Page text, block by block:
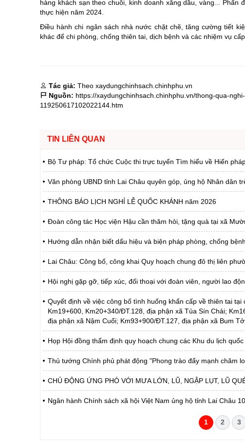
hàng khách sạn theo chuỗi, kinh doanh xăng dầu, vàng...
thực hiện năm 2024.
Điều hành chi ngân sách nhà nước chặt chẽ, tăng cường tiết
khác để chi phòng, chống thiên tai, dịch bệnh và các nhiệm vụ
Tác giả: Theo xaydungchinhsach.chinhphu.vn
Nguồn: https://xaydungchinhsach.chinhphu.vn/thong-qua-
119250617102022144.htm
TIN LIÊN QUAN
Bộ Tư pháp: Tổ chức Cuộc thi trực tuyến Tìm hiểu về Hiến
Văn phòng UBND tỉnh Lai Châu quyên góp, ủng hộ Nhân dân
THÔNG BÁO LỊCH NGHỈ LỄ QUỐC KHÁNH năm 2026
Đoàn công tác Học viện Hậu cần thăm hỏi, tặng quà tại xã
Hướng dẫn nhận biết dấu hiệu và biện pháp phòng, chống
Lai Châu: Công bố, công khai Quy hoạch chung đô thị liên
Hội nghị gặp gỡ, tiếp xúc, đối thoại với đoàn viên, người lao
Quyết định về việc công bố tình huống khẩn cấp về thiên tai
Km19+600, Km20+340/ĐT.128, địa phận xã Tủa Sín Chải;
địa phận xã Nậm Cuổi; Km93+900/ĐT.127, địa phận xã Bum
Họp Hội đồng thẩm định quy hoạch chung các Khu du lịch
Thủ tướng Chính phủ phát động "Phong trào đẩy mạnh chăm
CHỦ ĐỘNG ỨNG PHÓ VỚI MƯA LỚN, LŨ, NGẬP LỤT, LŨ
Ngân hành Chính sách xã hội Việt Nam ủng hộ tỉnh Lai Châu
1 2 3